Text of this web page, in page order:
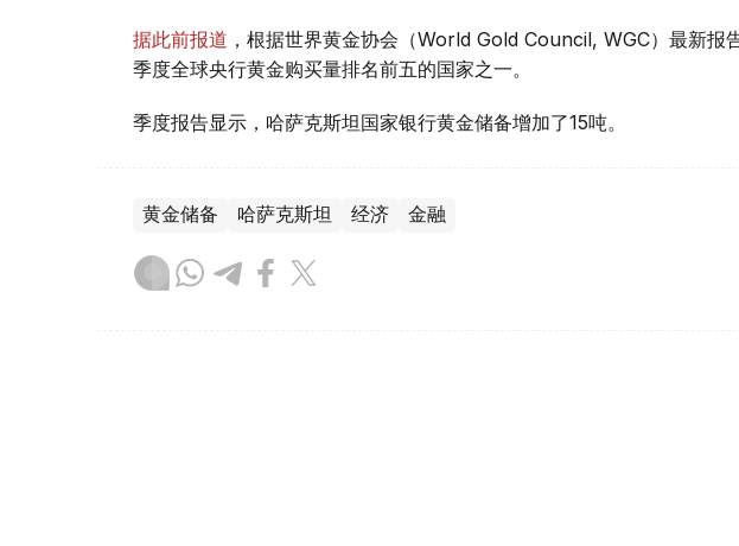
据此前报道 ，根据世界黄金协会（World Gold Council, WGC）最新报
季度全球央行黄金购买量排名前五的国家之一。
季度报告显示，哈萨克斯坦国家银行黄金储备增加了15吨。
黄金储备 哈萨克斯坦 经济 金融